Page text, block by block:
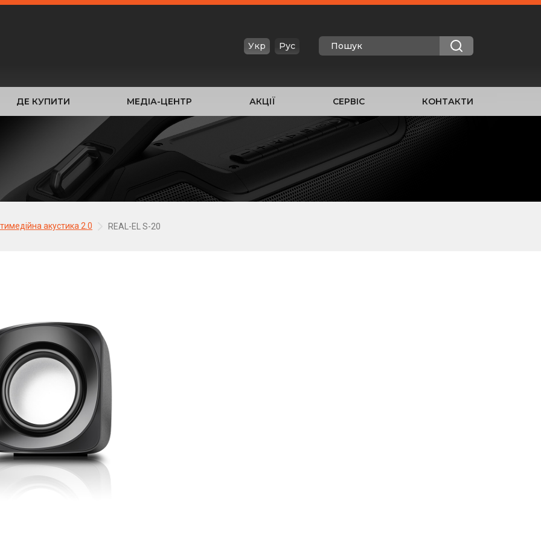
Укр Рус
ДЕ КУПИТИ МЕДІА-ЦЕНТР АКЦІЇ СЕРВІС КОНТАКТИ
акустика 2.0 REAL-EL S-20